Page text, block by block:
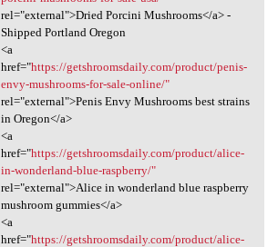
rel="external">Dried Porcini Mushrooms</a> -
Shipped Portland Oregon
<a
href="https://getshroomsdaily.com/product/penis-
envy-mushrooms-for-sale-online/"
rel="external">Penis Envy Mushrooms best strains
in Oregon</a>
<a
href="https://getshroomsdaily.com/product/alice-
in-wonderland-blue-raspberry/"
rel="external">Alice in wonderland blue raspberry
mushroom gummies</a>
<a
href="https://getshroomsdaily.com/product/alice-